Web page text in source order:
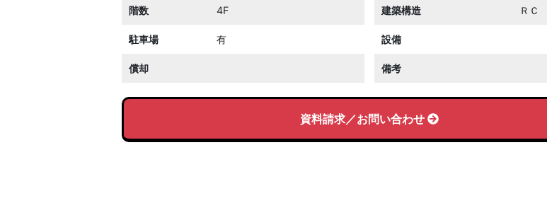
階数 4F
駐車場 有
償却
建築構造 ＲＣ
設備
備考
資料請求／お問い合わせ